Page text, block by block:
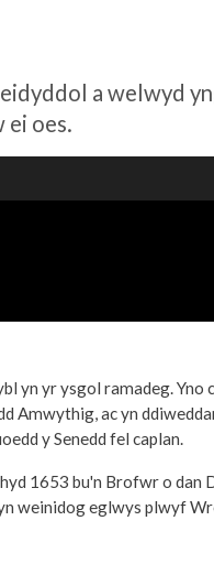
a welwyd
oes.
yn yr ysgol ramadeg.
ac yn
y Senedd fel caplan.
1653 bu'n Brofwr o dan
weinidog eglwys plwyf